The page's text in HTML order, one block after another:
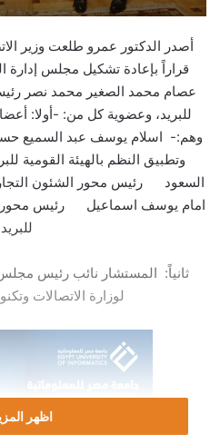
أصدر الدكتور عمرو طلعت وزير
قراراً بإعادة تشكيل مجلس إدارة
عصام محمد الصغير محمد نصر
للبريد، وعضوية كل من: -أولا:
وهم-: اسلام يوسف عبد السميع
وتطبيق النظم بالهيئة القومية
السعود
رئيس محور الشئون
امام يوسف اسماعيل
رئيس محور
للبريد
ثانياً: المستشار نائب رئيس
لوزارة الاتصالات
اظهر